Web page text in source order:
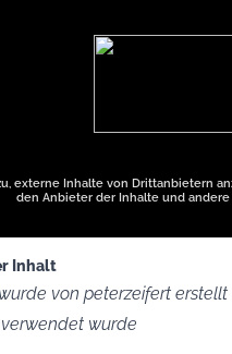
externe Inhalte von Drittanbietern
den Anbieter der Inhalte und
Inhalt
von peterzeifert
wurde